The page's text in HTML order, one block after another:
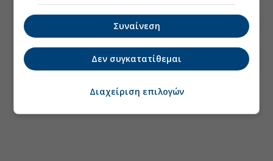
Συναίνεση
Δεν συγκατατίθεμαι
Διαχείριση επιλογών